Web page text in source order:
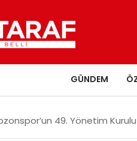
GÜNDEM
49. Yönetim